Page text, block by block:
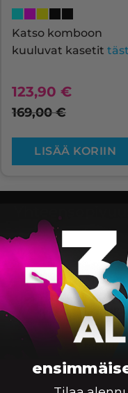
Katso komboon
kuuluvat kasetit
123,90 €
169,00€
LISÄÄ KORIIN
kuvia.
takuu